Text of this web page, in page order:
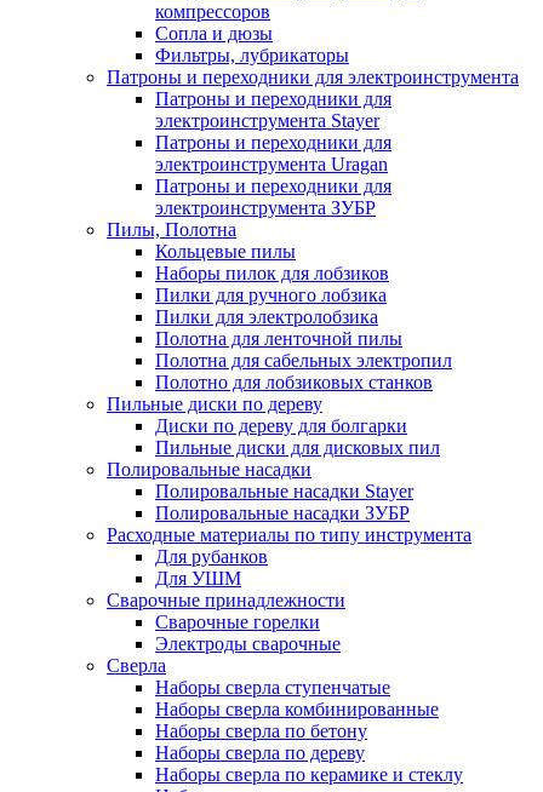
компрессоров
Сопла и дюзы
Фильтры, лубрикаторы
Патроны и переходники для электроинструмента
Патроны и переходники для
электроинструмента Stayer
Патроны и переходники для
электроинструмента Uragan
Патроны и переходники для
электроинструмента ЗУБР
Пилы, Полотна
Кольцевые пилы
Наборы пилок для лобзиков
Пилки для ручного лобзика
Пилки для электролобзика
Полотна для ленточной пилы
Полотна для сабельных электропил
Полотно для лобзиковых станков
Пильные диски по дереву
Диски по дереву для болгарки
Пильные диски для дисковых пил
Полировальные насадки
Полировальные насадки Stayer
Полировальные насадки ЗУБР
Расходные материалы по типу инструмента
Для рубанков
Для УШМ
Сварочные принадлежности
Сварочные горелки
Электроды сварочные
Сверла
Наборы cверла ступенчатые
Наборы сверла комбинированные
Наборы сверла по бетону
Наборы сверла по дереву
Наборы сверла по керамике и стеклу